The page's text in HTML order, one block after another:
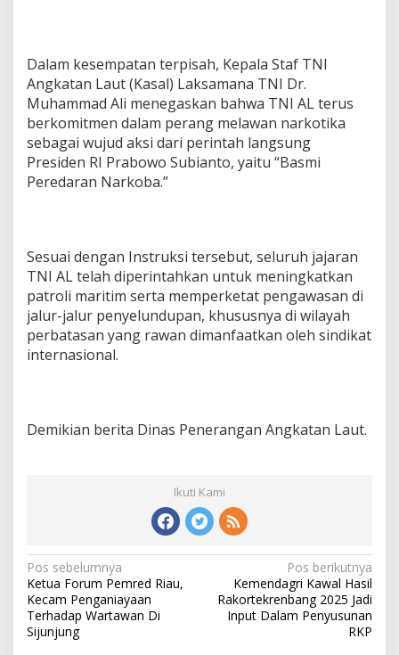
Dalam kesempatan terpisah, Kepala Staf TNI
Angkatan Laut (Kasal) Laksamana TNI Dr.
Muhammad Ali menegaskan bahwa TNI AL terus
berkomitmen dalam perang melawan narkotika
sebagai wujud aksi dari perintah langsung
Presiden RI Prabowo Subianto, yaitu “Basmi
Peredaran Narkoba.”
Sesuai dengan Instruksi tersebut, seluruh jajaran
TNI AL telah diperintahkan untuk meningkatkan
patroli maritim serta memperketat pengawasan di
jalur-jalur penyelundupan, khususnya di wilayah
perbatasan yang rawan dimanfaatkan oleh sindikat
internasional.
Demikian berita Dinas Penerangan Angkatan Laut.
Ikuti Kami
N
a
v
i
Pos sebelumnya
Ketua Forum Pemred Riau,
Kecam Penganiayaan
Terhadap Wartawan Di
Sijunjung
Pos berikutnya
Kemendagri Kawal Hasil
Rakortekrenbang 2025 Jadi
Input Dalam Penyusunan
RKP